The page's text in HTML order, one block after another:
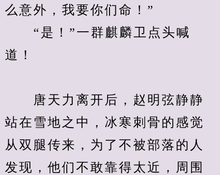
么意外，我要你们命！”
“是！”一群麒麟卫点头喊
道！
唐天力离开后，赵明弦静静
站在雪地之中，冰寒刺骨的感觉
从双腿传来，为了不被部落的人
发现，他们不敢靠得太近，周围